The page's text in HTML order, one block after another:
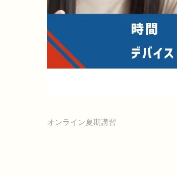
オンライン夏期講習